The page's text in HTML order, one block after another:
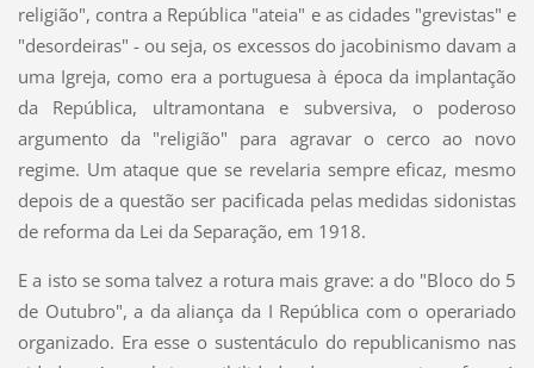
religião", contra a República "ateia" e as cidades "grevistas" e
"desordeiras" - ou seja, os excessos do jacobinismo davam a
uma Igreja, como era a portuguesa à época da implantação
da República, ultramontana e subversiva, o poderoso
argumento da "religião" para agravar o cerco ao novo
regime. Um ataque que se revelaria sempre eficaz, mesmo
depois de a questão ser pacificada pelas medidas sidonistas
de reforma da Lei da Separação, em 1918.
E a isto se soma talvez a rotura mais grave: a do "Bloco do 5
de Outubro", a da aliança da I República com o operariado
organizado. Era esse o sustentáculo do republicanismo nas